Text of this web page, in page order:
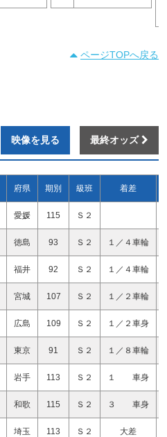
ページTOPへ戻る
映像を見る 最終オッズ
府県 期別 級班 着差
愛媛 115 Ｓ２
徳島 93 Ｓ２ １／４車輪
福井 92 Ｓ２ １／４車輪
宮城 107 Ｓ２ １／２車輪
広島 109 Ｓ２ １／２車身
東京 91 Ｓ２ １／８車輪
岩手 113 Ｓ２ １ 車身
和歌 115 Ｓ２ ３ 車身
埼玉 113 Ｓ２ 大差